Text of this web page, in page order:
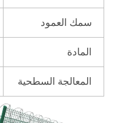
سمك العمود
المادة
المعالجة السطحية